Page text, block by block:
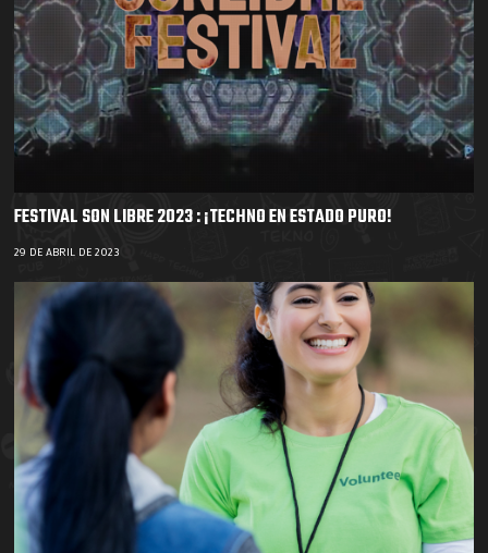
FESTIVAL SON LIBRE 2023 : ¡TECHNO EN ESTADO PURO!
29 DE ABRIL DE 2023